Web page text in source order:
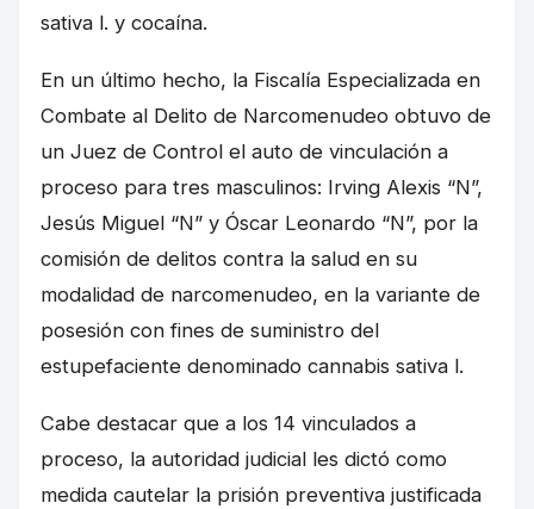
sativa l. y cocaína.
En un último hecho, la Fiscalía Especializada en
Combate al Delito de Narcomenudeo obtuvo de
un Juez de Control el auto de vinculación a
proceso para tres masculinos: Irving Alexis “N”,
Jesús Miguel “N” y Óscar Leonardo “N”, por la
comisión de delitos contra la salud en su
modalidad de narcomenudeo, en la variante de
posesión con fines de suministro del
estupefaciente denominado cannabis sativa l.
Cabe destacar que a los 14 vinculados a
proceso, la autoridad judicial les dictó como
medida cautelar la prisión preventiva justificada